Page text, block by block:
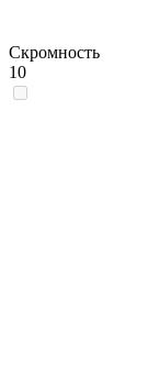
Скромность
10